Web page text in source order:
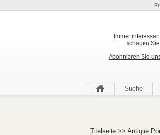
Immer
schauen
Abonnieren Sie
Suche
Titelseite >> Antique